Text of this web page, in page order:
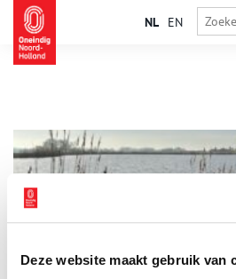
Deze website maakt gebruik van
NL EN